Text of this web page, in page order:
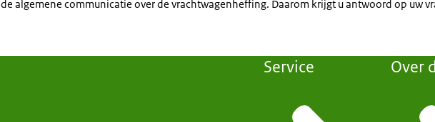
de algemene communicatie over de vrachtwagenheffing. Daarom krijgt u antwoord op uw
Service Over